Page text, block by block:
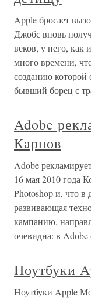
Apple бросает
Джобс вновь
веков, у него, как
много времени,
созданию
бывший борец с
Adobe
Карпов
Adobe
16 мая 2010 года
Photoshop и, что в
развивающая
кампанию,
очевидна: в Adobe
Ноутбуки
Ноутбуки Apple